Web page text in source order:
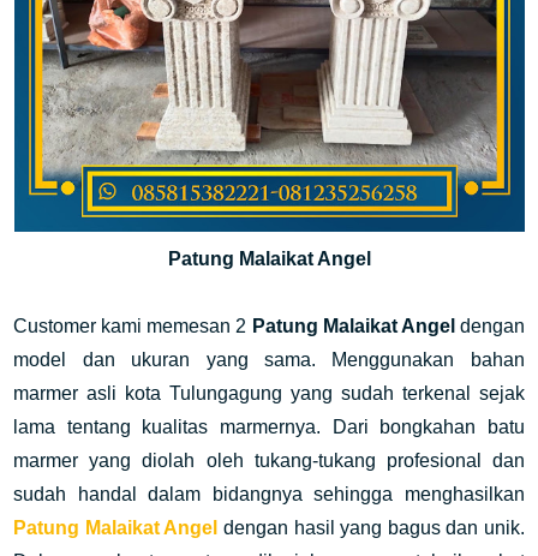
Patung Malaikat Angel
Customer kami memesan 2 Patung Malaikat Angel dengan
model dan ukuran yang sama. Menggunakan bahan
marmer asli kota Tulungagung yang sudah terkenal sejak
lama tentang kualitas marmernya. Dari bongkahan batu
marmer yang diolah oleh tukang-tukang profesional dan
sudah handal dalam bidangnya sehingga menghasilkan
Patung Malaikat Angel dengan hasil yang bagus dan unik.